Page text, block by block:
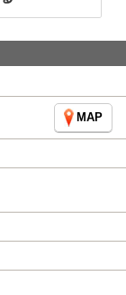
MAP